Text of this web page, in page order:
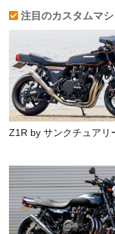
注目のカスタムマ
Z1R by サンクチュアリ